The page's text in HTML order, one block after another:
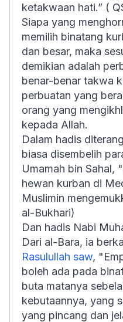
ketakwaan hati.” (
Siapa yang
memilih binatang
dan besar, maka
demikian adalah
benar-benar takwa
perbuatan yang
orang yang
kepada Allah.
Dalam hadis
biasa disembelih
Umamah bin Sahal,
hewan kurban di
Muslimin
al-Bukhari)
Dan hadis Nabi
Dari al-Bara, ia
Rasulullah saw,
boleh ada pada
buta matanya
kebutaannya, yang
yang pincang dan